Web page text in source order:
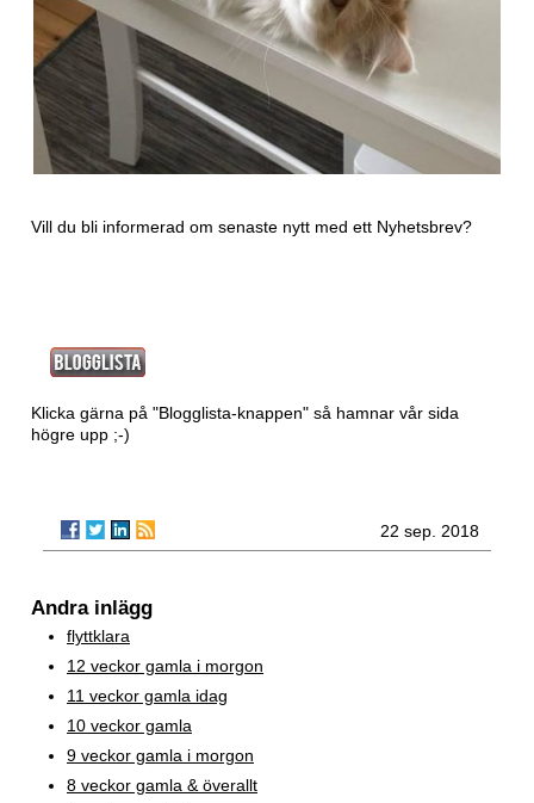
Vill du bli informerad om senaste nytt med ett Nyhetsbrev?
Klicka gärna på "Blogglista-knappen" så hamnar vår sida
högre upp ;-)
22 sep. 2018
Andra inlägg
flyttklara
12 veckor gamla i morgon
11 veckor gamla idag
10 veckor gamla
9 veckor gamla i morgon
8 veckor gamla & överallt